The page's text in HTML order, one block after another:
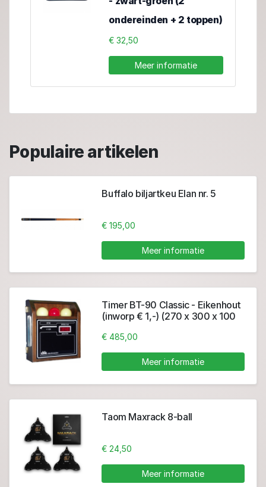
ondereinden + 2 toppen)
€ 32,50
Meer informatie
Populaire artikelen
Buffalo biljartkeu Elan nr. 5
€ 195,00
Meer informatie
Timer BT-90 Classic - Eikenhout
(inworp € 1,-) (270 x 300 x 100
€ 485,00
Meer informatie
Taom Maxrack 8-ball
€ 24,50
Meer informatie